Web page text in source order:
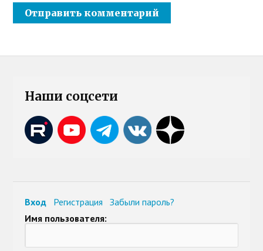
Наши соцсети
Вход Регистрация
Забыли пароль?
Имя пользователя: